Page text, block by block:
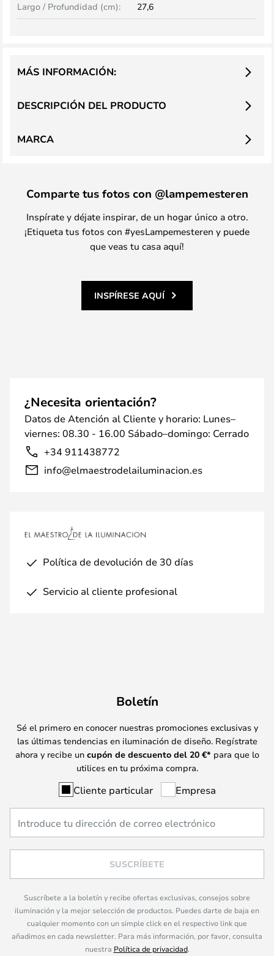
Largo / Profundidad (cm): 27,6
DESCRIPCIÓN DEL PRODUCTO
MÁS INFORMACIÓN:
MARCA
Comparte tus fotos con @lampemesteren
Inspírate y déjate inspirar, de un hogar único a otro.
¡Etiqueta tus fotos con #yesLampemesteren y puede
que veas tu casa aquí!
INSPÍRESE AQUÍ
¿Necesita orientación?
Datos de Atención al Cliente y horario: Lunes–
viernes: 08.30 - 16.00 Sábado–domingo: Cerrado
+34 911438772
info@elmaestrodelailuminacion.es
Política de devolución de 30 días
Servicio al cliente profesional
Boletín
Sé el primero en conocer nuestras promociones exclusivas y
las últimas tendencias en iluminación de diseño. Regístrate
ahora y recibe un cupón de descuento del 20 €* para que lo
utilices en tu próxima compra.
Cliente particular Empresa
SUSCRÍBETE
Suscríbete a la boletín y recibe ofertas exclusivas, consejos sobre
iluminación y la mejor selección de productos. Puedes darte de baja en
cualquier momento con un simple click en el respectivo link que
añadimos en cada newsletter. Para más información, por favor, consulta
nuestra Política de privacidad.